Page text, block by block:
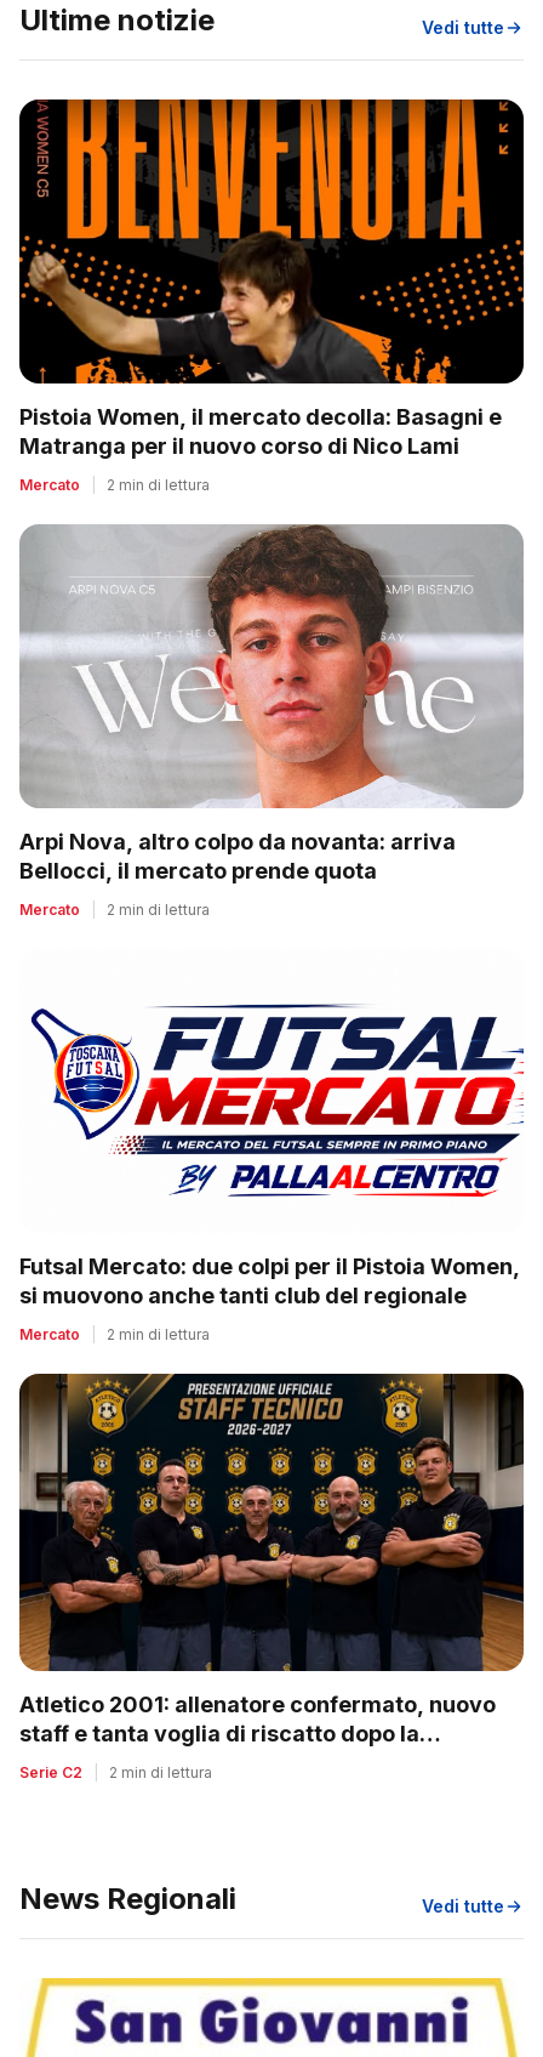
Ultime notizie Vedi tutte
Pistoia Women, il mercato decolla: Basagni e
Matranga per il nuovo corso di Nico Lami
Mercato 2 min di lettura
Arpi Nova, altro colpo da novanta: arriva
Bellocci, il mercato prende quota
Mercato 2 min di lettura
Futsal Mercato: due colpi per il Pistoia Women,
si muovono anche tanti club del regionale
Mercato 2 min di lettura
Atletico 2001: allenatore confermato, nuovo
staff e tanta voglia di riscatto dopo la
retrocessione
Serie C2 2 min di lettura
News Regionali Vedi tutte